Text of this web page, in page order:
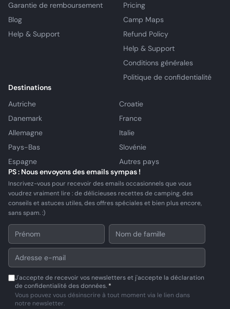
Garantie de remboursement
Blog
Help & Support
Pricing
Camp Maps
Refund Policy
Help & Support
Conditions générales
Politique de confidentialité
Destinations
Autriche
Croatie
Danemark
France
Allemagne
Italie
Pays-Bas
Slovénie
Espagne
Autres pays
PS : Nous envoyons des emails sympas !
Inscrivez-vous pour recevoir des emails occasionnels que vous
voudrez vraiment lire : de délicieuses recettes de camping, des
conseils et astuces utiles, des offres spéciales et bien plus encore,
sans spam. :)
J'accepte de recevoir vos newsletters et j'accepte la déclaration
de confidentialité des données. *
Vous pouvez vous désinscrire à tout moment via le lien dans
notre newsletter.